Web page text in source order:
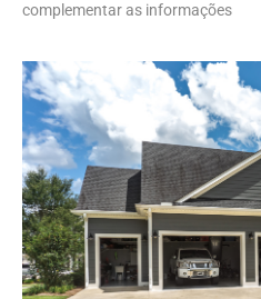
complementar as informações